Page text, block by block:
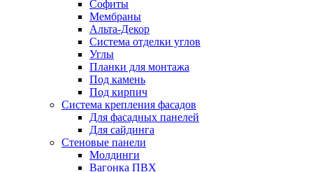
Софиты
Мембраны
Альта-Декор
Система отделки углов
Углы
Планки для монтажа
Под камень
Под кирпич
Система крепления фасадов
Для фасадных панелей
Для сайдинга
Стеновые панели
Молдинги
Вагонка ПВХ